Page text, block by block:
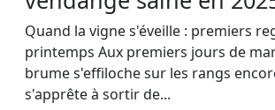
Quand la vigne s'éveille : premiers
printemps Aux premiers jours de
brume s'effiloche sur les rangs
s'apprête à sortir de...